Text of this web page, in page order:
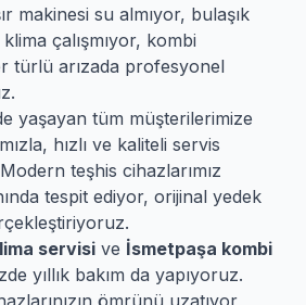
makinesi su almıyor, bulaşık
çalışmıyor, kombi
türlü arızada profesyonel
yaşayan tüm müşterilerimize
hızlı ve kaliteli servis
teşhis cihazlarımız
tespit ediyor, orijinal yedek
servisi ve İsmetpaşa kombi
yıllık bakım da yapıyoruz.
ömrünü uzatıyor,